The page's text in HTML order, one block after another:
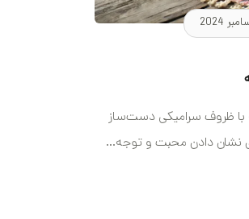
با ظروف سرامیکی دست‌ساز
نشان دادن محبت و توجه...